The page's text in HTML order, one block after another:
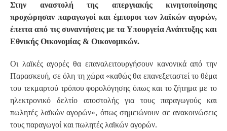
Στην αναστολή της απεργιακής κινητοποίησης
προχώρησαν παραγωγοί και έμποροι των λαϊκών αγορών,
έπειτα από τις συναντήσεις με τα Υπουργεία Ανάπτυξης και
Εθνικής Οικονομίας & Οικονομικών.
Οι λαϊκές αγορές θα επαναλειτουργήσουν κανονικά από την
Παρασκευή, σε όλη τη χώρα «καθώς θα επανεξεταστεί το θέμα
του τεκμαρτού τρόπου φορολόγησης όπως και το ζήτημα με το
ηλεκτρονικό δελτίο αποστολής για τους παραγωγούς και
πωλητές λαϊκών αγορών», όπως σημειώνουν σε ανακοινώσεις
τους παραγωγοί και πωλητές λαϊκών αγορών.